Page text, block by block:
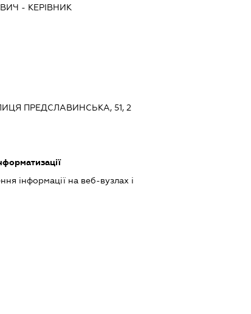
- КЕРІВНИК
ПРЕДСЛАВИНСЬКА, 51, 2
інформації на веб-вузлах і